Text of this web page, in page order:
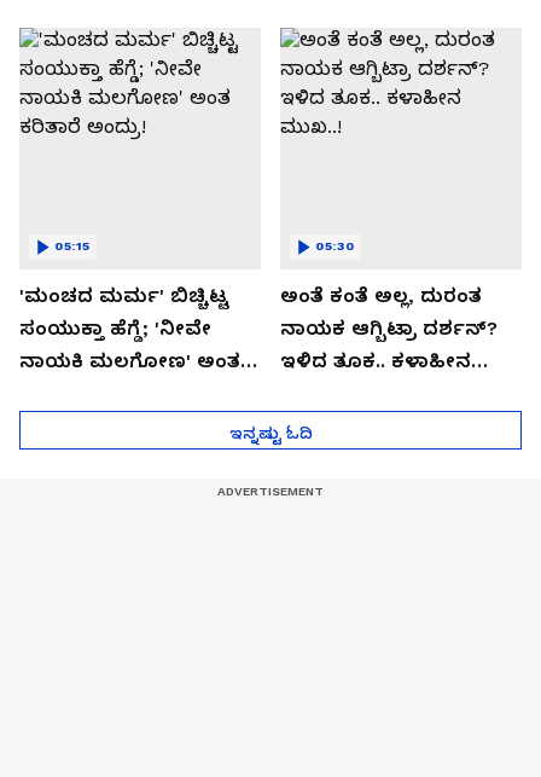
ಮಂದಣ್ಣ?
'ಮಂಚದ ಮರ್ಮ' ಬಿಚ್ಚಿಟ್ಟ
ಸಂಯುಕ್ತಾ ಹೆಗ್ಡೆ; 'ನೀವೇ
ನಾಯಕಿ ಮಲಗೋಣ' ಅಂತ
05:15
ಅಂತೆ ಕಂತೆ ಅಲ್ಲ, ದುರಂತ
ನಾಯಕ ಆಗ್ಬಿಟ್ರಾ ದರ್ಶನ್?
ಇಳಿದ ತೂಕ.. ಕಳಾಹೀನ
05:30
ಇನ್ನಷ್ಟು ಓದಿ